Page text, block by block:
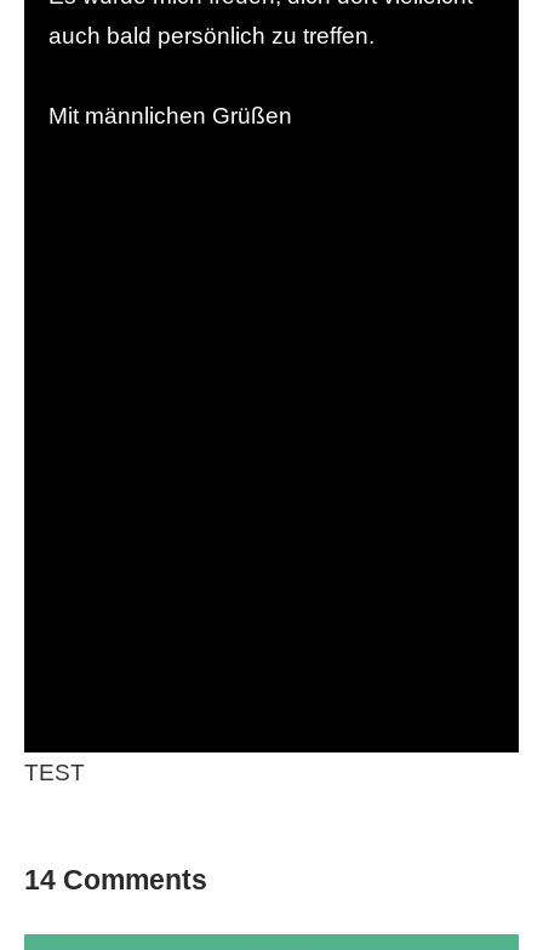
auch bald persönlich zu treffen.
Mit männlichen Grüßen
TEST
14 Comments